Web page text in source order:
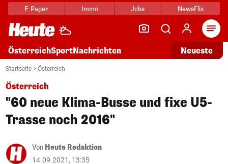
E-Paper Immo Jobs NewsFlix
ÖsterreichSportNachrichten Neueste
Startseite Österreich
Österreich
"60 neue Klima-Busse und fixe U5-
Trasse noch 2016"
Von Heute Redaktion
14.09.2021, 13:35